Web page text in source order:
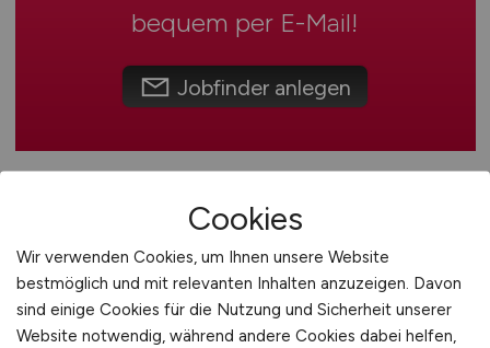
International
bequem per E-Mail!
Jobfinder anlegen
Cookies
Wir verwenden Cookies, um Ihnen unsere Website
bestmöglich und mit relevanten Inhalten anzuzeigen. Davon
sind einige Cookies für die Nutzung und Sicherheit unserer
Website notwendig, während andere Cookies dabei helfen,